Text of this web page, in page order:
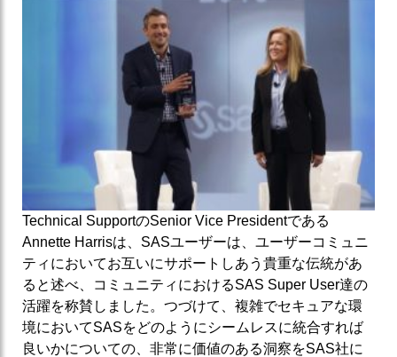
Technical SupportのSenior Vice Presidentである
Annette Harrisは、SASユーザーは、ユーザーコミュニ
ティにおいてお互いにサポートしあう貴重な伝統があ
ると述べ、コミュニティにおけるSAS Super User達の
活躍を称賛しました。つづけて、複雑でセキュアな環
境においてSASをどのようにシームレスに統合すれば
良いかについての、非常に価値のある洞察をSAS社に